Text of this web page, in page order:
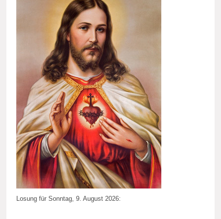
Losung für Sonntag, 9. August 2026: